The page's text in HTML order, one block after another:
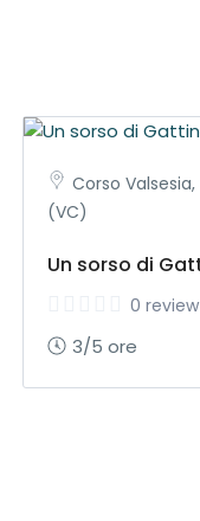
Corso
(VC)
Un sorso di
0 review
3/5 ore